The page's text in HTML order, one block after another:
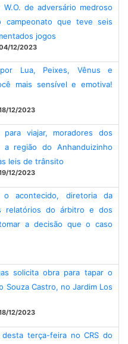
de adversário medroso
campeonato que teve seis
jogos
12/2023
Lua, Peixes, Vênus e
mais sensível e emotiva!
12/2023
viajar, moradores dos
região do Anhanduizinho
leis de trânsito
12/2023
acontecido, diretoria da
relatórios do árbitro e dos
a decisão que o caso
solicita obra para tapar o
Souza Castro, no Jardim Los
12/2023
terça-feira no CRS do